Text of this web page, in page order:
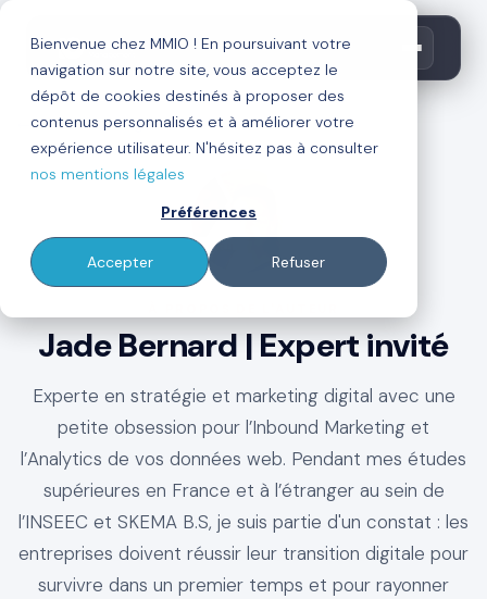
Bienvenue chez MMIO ! En poursuivant votre
navigation sur notre site, vous acceptez le
dépôt de cookies destinés à proposer des
contenus personnalisés et à améliorer votre
expérience utilisateur. N'hésitez pas à consulter
nos mentions légales
Préférences
Accepter Refuser
Retour au blog
Jade Bernard | Expert invité
Experte en stratégie et marketing digital avec une
petite obsession pour l’Inbound Marketing et
l’Analytics de vos données web. Pendant mes études
supérieures en France et à l’étranger au sein de
l’INSEEC et SKEMA B.S, je suis partie d'un constat : les
entreprises doivent réussir leur transition digitale pour
survivre dans un premier temps et pour rayonner